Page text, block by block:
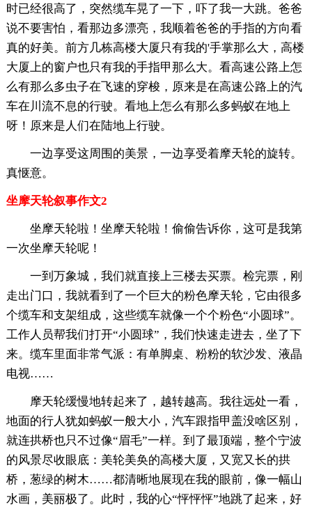
时已经很高了，突然缆车晃了一下，吓了我一大跳。爸爸
说不要害怕，看那边多漂亮，我顺着爸爸的手指的方向看
真的好美。前方几栋高楼大厦只有我的'手掌那么大，高楼
大厦上的窗户也只有我的手指甲那么大。看高速公路上怎
么有那么多虫子在飞速的穿梭，原来是在高速公路上的汽
车在川流不息的行驶。看地上怎么有那么多蚂蚁在地上
呀！原来是人们在陆地上行驶。
一边享受这周围的美景，一边享受着摩天轮的旋转。
真惬意。
坐摩天轮叙事作文2
坐摩天轮啦！坐摩天轮啦！偷偷告诉你，这可是我第
一次坐摩天轮呢！
一到万象城，我们就直接上三楼去买票。检完票，刚
走出门口，我就看到了一个巨大的粉色摩天轮，它由很多
个缆车和支架组成，这些缆车就像一个个粉色“小圆球”。
工作人员帮我们打开“小圆球”，我们快速走进去，坐了下
来。缆车里面非常气派：有单脚桌、粉粉的软沙发、液晶
电视……
摩天轮缓慢地转起来了，越转越高。我往远处一看，
地面的行人犹如蚂蚁一般大小，汽车跟指甲盖没啥区别，
就连拱桥也只不过像“眉毛”一样。到了最顶端，整个宁波
的风景尽收眼底：美轮美奂的高楼大厦，又宽又长的拱
桥，葱绿的树木……都清晰地展现在我的眼前，像一幅山
水画，美丽极了。此时，我的心“怦怦怦”地跳了起来，好